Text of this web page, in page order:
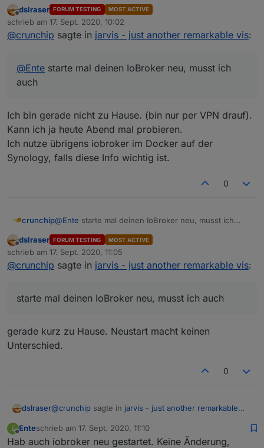
Offline
dslraser FORUM TESTING MOST ACTIVE
schrieb am 17. Sept. 2020, 10:02
zuletzt editiert von
@crunchip sagte in jarvis - just another remarkable vis:
@Ente starte mal deinen IoBroker neu, musst ich
auch
Ich bin gerade nicht zu Hause. (bin nur per VPN drauf).
Kann ich ja heute Abend mal probieren.
Ich nutze übrigens iobroker im Docker auf der
Synology, falls diese Info wichtig ist.
0
crunchip@Ente starte mal deinen IoBroker neu, musst ich
Offline
dslraser FORUM TESTING MOST ACTIVE
schrieb am 17. Sept. 2020, 11:05
zuletzt editiert von
@crunchip sagte in jarvis - just another remarkable vis:
starte mal deinen IoBroker neu, musst ich auch
gerade kurz zu Hause. Neustart macht keinen
Unterschied.
0
dslraser@crunchip sagte in jarvis - just another remarkable
starte mal deinen IoBroker neu, musst ich auch
E
Offline
Enteschrieb am 17. Sept. 2020, 11:10
zuletzt editiert von
Hab auch iobroker neu gestartet. Keine Änderung,